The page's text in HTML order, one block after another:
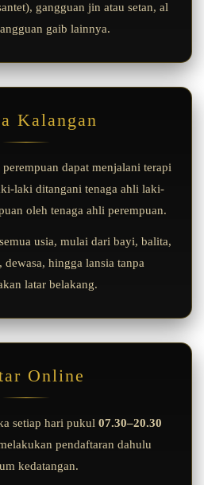
gangguan jin atau setan, al
gaib lainnya.
Kalangan
dapat menjalani terapi
laki ditangani tenaga ahli laki-
oleh tenaga ahli perempuan.
usia, mulai dari bayi, balita,
dewasa, hingga lansia tanpa
latar belakang.
Online
setiap hari pukul 07.30–20.30
pendaftaran dahulu
kedatangan.